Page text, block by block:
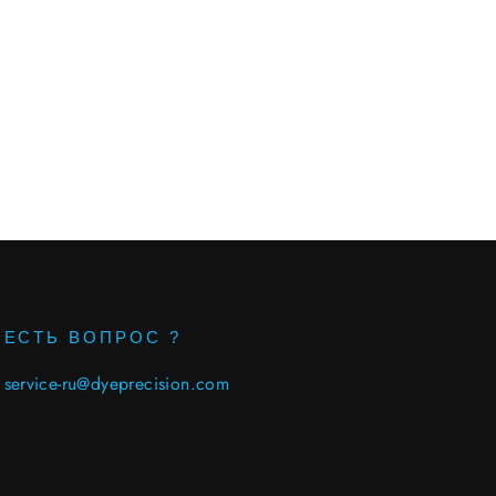
ЕСТЬ ВОПРОС ?
service-ru@dyeprecision.com